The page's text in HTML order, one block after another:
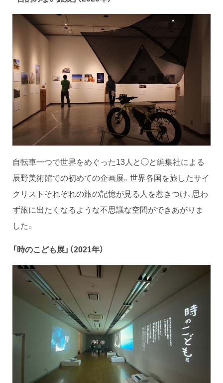
自転車一つで世界をめぐった13人と◯と編集社による
辰野美術館での初めての企画展。世界各国を旅したサイ
クリストそれぞれの旅の記憶が見る人を惹きつけ、思わ
ず旅に出たくなるような不思議な空間ができあがりま
した。
「時のこども展」（2021年）